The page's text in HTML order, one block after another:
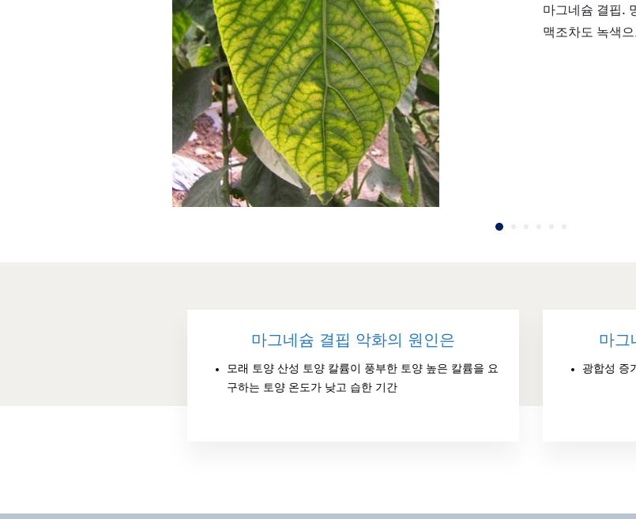
마그네슘 결핍.
맥조차도 녹색
마그네슘 결핍 악화의 원인은
모래 토양 산성 토양 칼륨이 풍부한 토양 높은 칼륨을 요
구하는 토양 온도가 낮고 습한 기간
마그
광합성 증